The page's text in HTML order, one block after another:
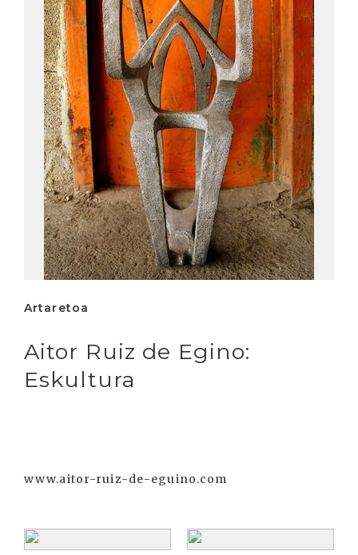
Artaretoa
Aitor Ruiz de Egino:
Eskultura
www.aitor-ruiz-de-eguino.com